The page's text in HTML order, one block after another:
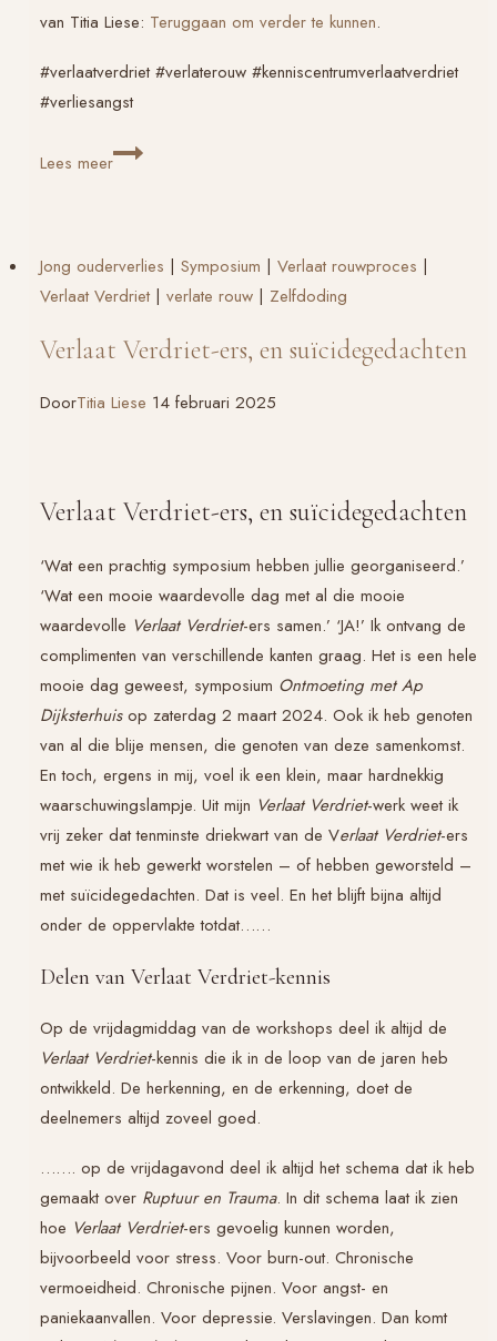
van Titia Liese: Teruggaan om verder te kunnen.
#verlaatverdriet #verlaterouw #kenniscentrumverlaatverdriet
#verliesangst
Lees meerEen
kleinigheidje
is
Jong ouderverlies | Symposium | Verlaat rouwproces |
Verlaat Verdriet | verlate rouw | Zelfdoding
Verlaat Verdriet-ers, en suïcidegedachten
DoorTitia Liese 14 februari 2025
Verlaat Verdriet-ers, en suïcidegedachten
‘Wat een prachtig symposium hebben jullie georganiseerd.’
‘Wat een mooie waardevolle dag met al die mooie
waardevolle Verlaat Verdriet-ers samen.’ ‘JA!’ Ik ontvang de
complimenten van verschillende kanten graag. Het is een hele
mooie dag geweest, symposium Ontmoeting met Ap
Dijksterhuisop zaterdag 2 maart 2024. Ook ik heb genoten
van al die blije mensen, die genoten van deze samenkomst.
En toch, ergens in mij, voel ik een klein, maar hardnekkig
waarschuwingslampje. Uit mijn Verlaat Verdriet-werk weet ik
vrij zeker dat tenminste driekwart van de Verlaat Verdriet-ers
met wie ik heb gewerkt worstelen – of hebben geworsteld –
met suïcidegedachten. Dat is veel. En het blijft bijna altijd
onder de oppervlakte totdat……
Delen van Verlaat Verdriet-kennis
Op de vrijdagmiddag van de workshops deel ik altijd de
Verlaat Verdriet-kennis die ik in de loop van de jaren heb
ontwikkeld. De herkenning, en de erkenning, doet de
deelnemers altijd zoveel goed.
……. op de vrijdagavond deel ik altijd het schema dat ik heb
gemaakt over Ruptuur en Trauma. In dit schema laat ik zien
hoe Verlaat Verdriet-ers gevoelig kunnen worden,
bijvoorbeeld voor stress. Voor burn-out. Chronische
vermoeidheid. Chronische pijnen. Voor angst- en
paniekaanvallen. Voor depressie. Verslavingen. Dan komt